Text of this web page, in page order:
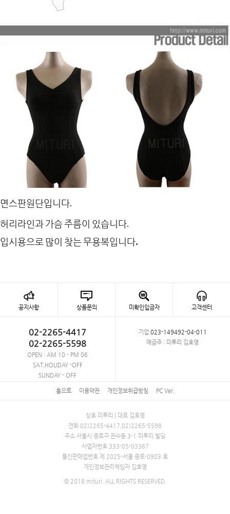
면스판원단입니다.
허리라인과 가슴 주름이 있습니다.
입시용으로 많이 찾는 무용복입니다.
공지사항 상품문의 미확인입금자 고객센터
02-2265-4417
02-2265-5598
OPEN : AM 10 - PM 06
SAT,HOLIDAY -OFF
SUNDAY - OFF
기업 023-149492-04-011
예금주 : 미투리 김호영
홈으로 이용약관 개인정보취급방침 PC Ver.
상호 미투리 | 대표 김호영
전화 02)2265-4417,02)2265-5598
주소 서울시 종로구 관수동 3-1 미투리 빌딩
사업자번호 333-05-03367
통신판매업번호 제 2025-서울 종로-0903 호
개인정보관리책임자 김호영
© 2018 mituri. ALL RIGHTS RESERVED.